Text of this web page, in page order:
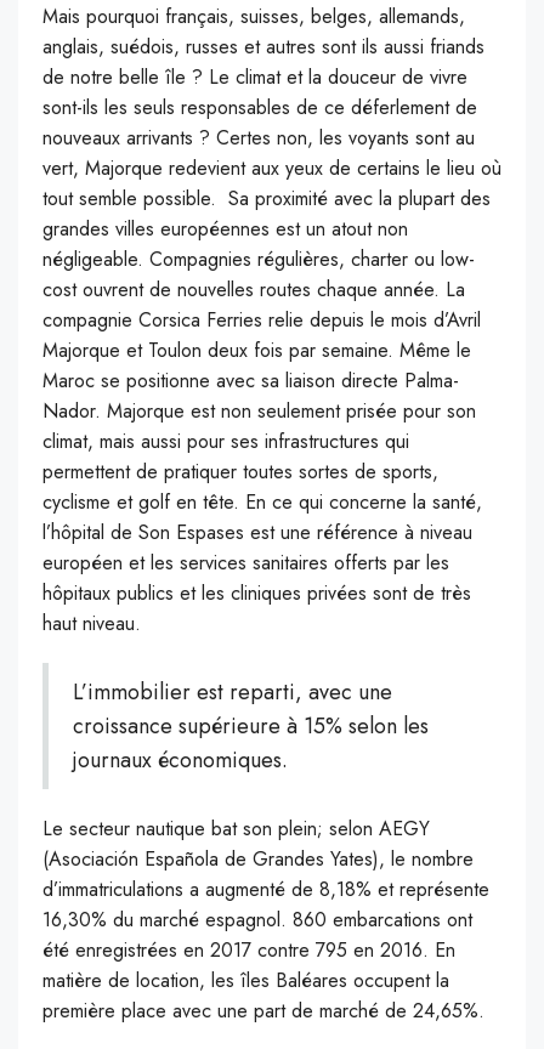
Mais pourquoi français, suisses, belges, allemands,
anglais, suédois, russes et autres sont ils aussi friands
de notre belle île ? Le climat et la douceur de vivre
sont-ils les seuls responsables de ce déferlement de
nouveaux arrivants ? Certes non, les voyants sont au
vert, Majorque redevient aux yeux de certains le lieu où
tout semble possible. Sa proximité avec la plupart des
grandes villes européennes est un atout non
négligeable. Compagnies régulières, charter ou low-
cost ouvrent de nouvelles routes chaque année. La
compagnie Corsica Ferries relie depuis le mois d’Avril
Majorque et Toulon deux fois par semaine. Même le
Maroc se positionne avec sa liaison directe Palma-
Nador. Majorque est non seulement prisée pour son
climat, mais aussi pour ses infrastructures qui
permettent de pratiquer toutes sortes de sports,
cyclisme et golf en tête. En ce qui concerne la santé,
l’hôpital de Son Espases est une référence à niveau
européen et les services sanitaires offerts par les
hôpitaux publics et les cliniques privées sont de très
haut niveau.
L’immobilier est reparti, avec une
croissance supérieure à 15% selon les
journaux économiques.
Le secteur nautique bat son plein; selon AEGY
(Asociación Española de Grandes Yates), le nombre
d’immatriculations a augmenté de 8,18% et représente
16,30% du marché espagnol. 860 embarcations ont
été enregistrées en 2017 contre 795 en 2016. En
matière de location, les îles Baléares occupent la
première place avec une part de marché de 24,65%.